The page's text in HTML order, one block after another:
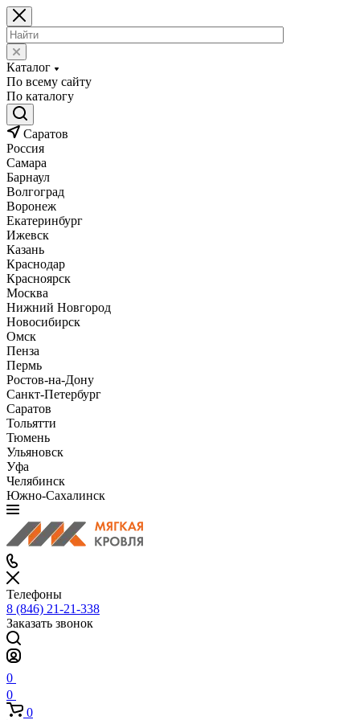
Каталог
По всему сайту
По каталогу
Саратов
Россия
Самара
Барнаул
Волгоград
Воронеж
Екатеринбург
Ижевск
Казань
Краснодар
Красноярск
Москва
Нижний Новгород
Новосибирск
Омск
Пенза
Пермь
Ростов-на-Дону
Санкт-Петербург
Саратов
Тольятти
Тюмень
Ульяновск
Уфа
Челябинск
Южно-Сахалинск
Телефоны
8 (846) 21-21-338
Заказать звонок
0
0
0